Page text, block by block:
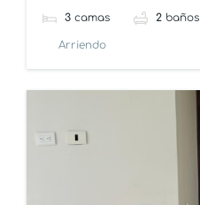
3 camas 2 baños
Arriendo